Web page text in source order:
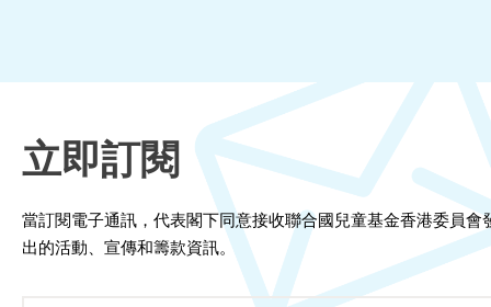
立即訂閱
當訂閱電子通訊，代表閣下同意接收聯合國兒童基金香港委員會
出的活動、宣傳和籌款資訊。